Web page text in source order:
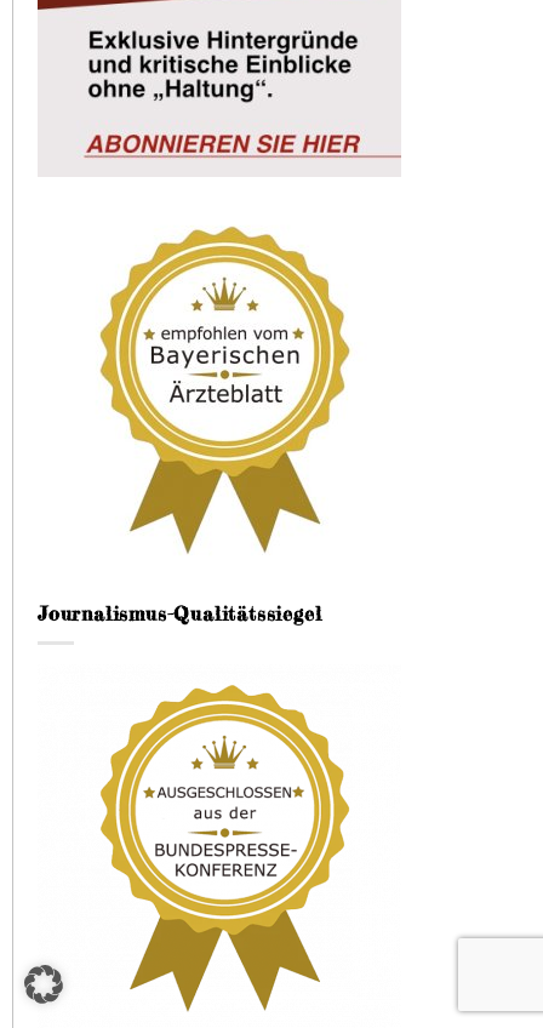
Journalismus-Qualitätssiegel